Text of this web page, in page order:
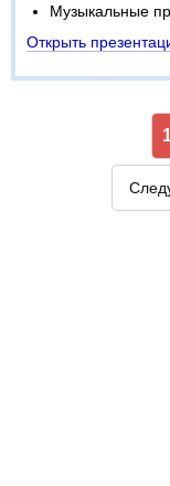
Музыкальные
Открыть